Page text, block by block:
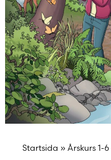
Startsida »Årskurs 1-6